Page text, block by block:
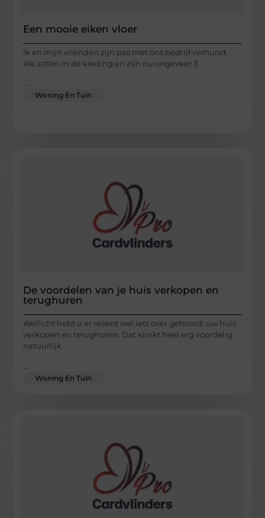
Een mooie eiken vloer
Ik en mijn vrienden zijn pas met ons bedrijf verhuisd.
We zitten in de kleding en zijn nu ongeveer 3
...
Woning En Tuin
De voordelen van je huis verkopen en
terughuren
Wellicht hebt u er recent wel iets over gehoord: uw huis
verkopen en terughuren. Dat klinkt heel erg voordelig
natuurlijk.
Woning En Tuin